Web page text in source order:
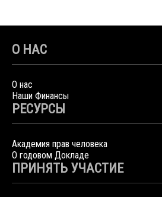
О НАС
О нас
Наши Финансы
РЕСУРСЫ
Академия прав человека
О годовом Докладе
ПРИНЯТЬ УЧАСТИЕ